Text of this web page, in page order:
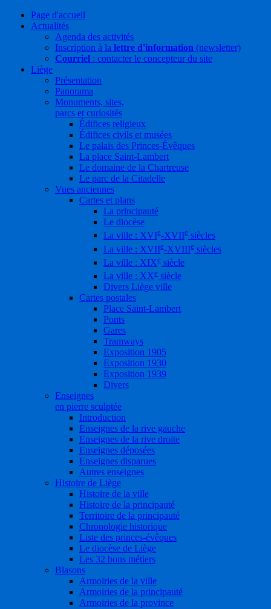
Page d'accueil
Actualités
Agenda des activités
Inscription à la lettre d'information (newsletter)
Courriel : contacter le concepteur du site
Liège
Présentation
Panorama
Monuments, sites,
parcs et curiosités
Édifices religieux
Édifices civils et musées
Le palais des Princes-Évêques
La place Saint-Lambert
Le domaine de la Chartreuse
Le parc de la Citadelle
Vues anciennes
Cartes et plans
La principauté
Le diocèse
La ville : XVIe-XVIIe siècles
La ville : XVIIe-XVIIIe siècles
La ville : XIXe siècle
La ville : XXe siècle
Divers Liège ville
Cartes postales
Place Saint-Lambert
Ponts
Gares
Tramways
Exposition 1905
Exposition 1930
Exposition 1939
Divers
Enseignes
en pierre sculptée
Introduction
Enseignes de la rive gauche
Enseignes de la rive droite
Enseignes déposées
Enseignes disparues
Autres enseignes
Histoire de Liège
Histoire de la ville
Histoire de la principauté
Territoire de la principauté
Chronologie historique
Liste des princes-évêques
Le diocèse de Liège
Les 32 bons métiers
Blasons
Armoiries de la ville
Armoiries de la principauté
Armoiries de la province